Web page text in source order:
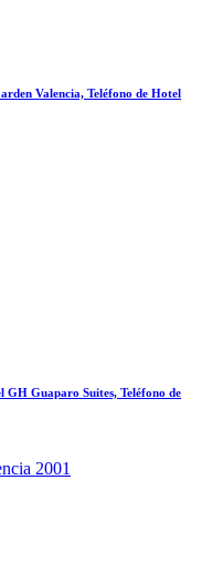
Valencia, Teléfono de Hotel
Guaparo Suites, Teléfono de
2001